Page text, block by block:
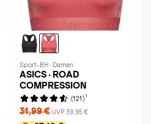
Sport-BH · Damen
ASICS · ROAD
COMPRESSION
(121) 1
31,99 € UVP 39,95 €